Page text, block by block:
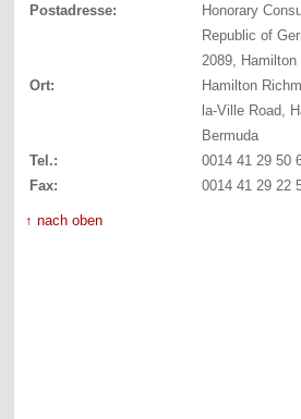
Postadresse:
Honorary
Republic of
2089,
Ort:
Hamilton
la-Ville Road,
Bermuda
Tel.:
0014 41 29 50
Fax:
0014 41 29 22
↑ nach oben